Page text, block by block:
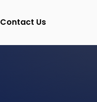
Contact Us